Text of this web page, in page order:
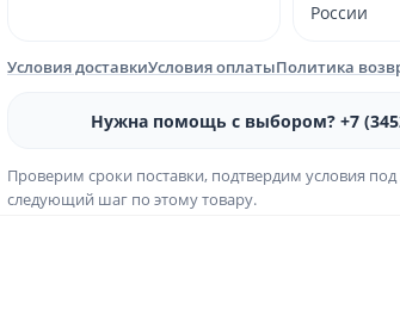
России
Условия доставкиУсловия оплатыПолитика
Нужна помощь с выбором? +7
Проверим сроки поставки, подтвердим условия под
следующий шаг по этому товару.